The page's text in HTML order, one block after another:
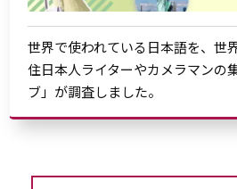
世界で使われている日本語を、世
住日本人ライターやカメラマンの
ブ」が調査しました。